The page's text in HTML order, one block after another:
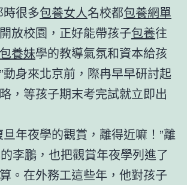
時很多包養女人名校都包養網單
放校園，正好能帶孩子包養往
包養妹學的教導氣氛和資本給孩
動身來北京前，際冉早早研討起
，等孩子期末考完試就立即出
旦年夜學的觀賞，離得近嘛！”離
李鵬，也把觀賞年夜學列進了
。在外務工這些年，他對孩子